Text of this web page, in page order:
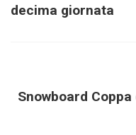
decima giornata
Snowboard